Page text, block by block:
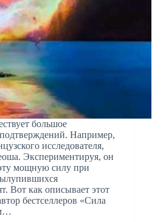
большое
Например,
исследователя,
Экспериментируя, он
мощную силу при
Вот как описывает этот
бестселлеров «Сила